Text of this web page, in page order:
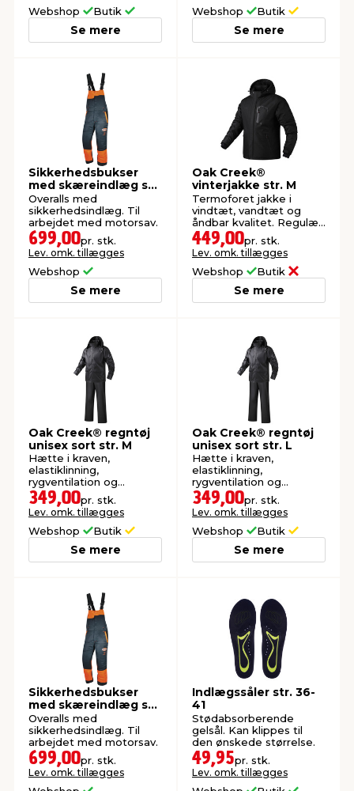
Webshop Butik
Se mere
Webshop Butik
Se mere
Sikkerhedsbukser
med skæreindlæg str.
XXL
Overalls med
sikkerhedsindlæg. Til
arbejdet med motorsav.
699,00pr. stk.
Lev. omk. tillægges
Webshop
Se mere
Oak Creek®
vinterjakke str. M
Termoforet jakke i
vindtæt, vandtæt og
åndbar kvalitet. Regulær
pasform. Aftagelig
hætte. 3 lommer.
449,00pr. stk.
Lev. omk. tillægges
Webshop Butik
Se mere
Oak Creek® regntøj
unisex sort str. M
Hætte i kraven,
elastiklinning,
rygventilation og
reflekslogo. Vind- og
vandtæt op til 5000 mm.
349,00pr. stk.
Lev. omk. tillægges
Webshop Butik
Se mere
Oak Creek® regntøj
unisex sort str. L
Hætte i kraven,
elastiklinning,
rygventilation og
reflekslogo. Vind- og
vandtæt op til 5000 mm.
349,00pr. stk.
Lev. omk. tillægges
Webshop Butik
Se mere
Sikkerhedsbukser
med skæreindlæg str.
M
Overalls med
sikkerhedsindlæg. Til
arbejdet med motorsav.
699,00pr. stk.
Lev. omk. tillægges
Indlægssåler str. 36-
41
Stødabsorberende
gelsål. Kan klippes til
den ønskede størrelse.
49,95pr. stk.
Lev. omk. tillægges